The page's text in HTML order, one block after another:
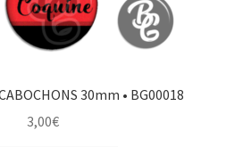
30mm • BG00018
3,00€